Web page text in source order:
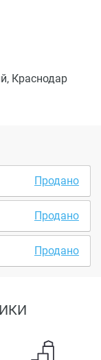
Краснодар
Продано
Продано
Продано